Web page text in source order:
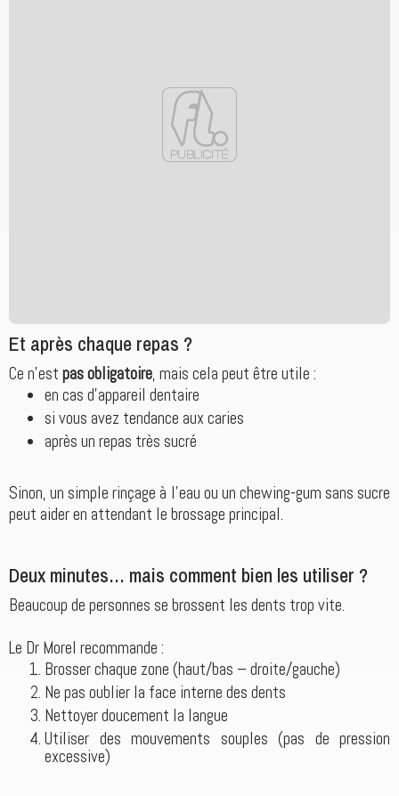
Et après chaque repas ?
Ce n’est pas obligatoire, mais cela peut être utile :
en cas d’appareil dentaire
si vous avez tendance aux caries
après un repas très sucré
Sinon, un simple rinçage à l’eau ou un chewing-gum sans sucre
peut aider en attendant le brossage principal.
Deux minutes… mais comment bien les utiliser ?
Beaucoup de personnes se brossent les dents trop vite.
Le Dr Morel recommande :
Brosser chaque zone (haut/bas – droite/gauche)
Ne pas oublier la face interne des dents
Nettoyer doucement la langue
Utiliser des mouvements souples (pas de pression
excessive)